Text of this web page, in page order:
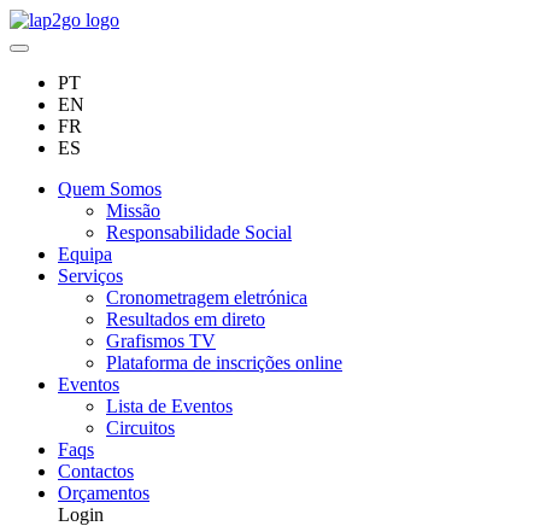
PT
EN
FR
ES
Quem Somos
Missão
Responsabilidade Social
Equipa
Serviços
Cronometragem eletrónica
Resultados em direto
Grafismos TV
Plataforma de inscrições online
Eventos
Lista de Eventos
Circuitos
Faqs
Contactos
Orçamentos
Login